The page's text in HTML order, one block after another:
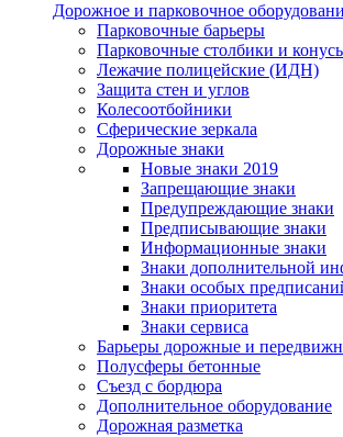
Дорожное и парковочное
Парковочные барьеры
Парковочные столбики и
Лежачие полицейские (ИДН)
Защита стен и углов
Колесоотбойники
Сферические зеркала
Дорожные знаки
Новые знаки 2019
Запрещающие знаки
Предупреждающие знаки
Предписывающие знаки
Информационные знаки
Знаки дополнительной
Знаки особых
Знаки приоритета
Знаки сервиса
Барьеры дорожные и
Полусферы бетонные
Съезд с бордюра
Дополнительное оборудование
Дорожная разметка